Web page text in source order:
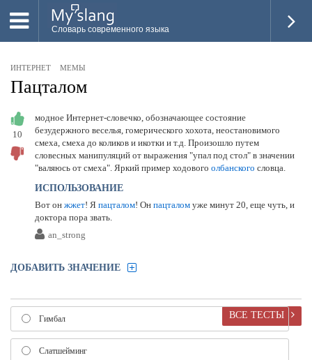
Словарь современного языка
НОВОЕ
ПОПУЛЯРНОЕ
ПРОВЕРИТЬ ЗНАНИЯ
ДОБАВИТЬ СЛОВО
ПРОСВЕТИТЕЛИ
ВОЙТИ
ИНТЕРНЕТ МЕМЫ
Пацталом
10
модное Интернет-словечко, обозначающее состояние
безудержного веселья, гомерического хохота, неостановимого
смеха, смеха до коликов и икотки и т.д. Произошло путем
словесных манипуляций от выражения "упал под стол" в значении
"валяюсь от смеха". Яркий пример ходового олбанского словца.
ИСПОЛЬЗОВАНИЕ
Вот он жжет! Я пацталом! Он пацталом уже минут 20, еще чуть, и
доктора пора звать.
an_strong
ДОБАВИТЬ ЗНАЧЕНИЕ
ВСЕ ТЕСТЫ
Гимбал
Слатшейминг